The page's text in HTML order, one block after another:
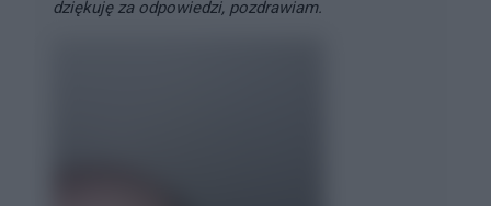
dziękuję za odpowiedzi, pozdrawiam.